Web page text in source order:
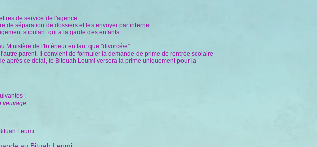
de service de l'agence.
de séparation de dossiers et les envoyer par internet
stipulant qui a la garde des enfants.
Ministère de l'Intérieur en tant que "divorcé/e".
parent. Il convient de formuler la demande de prime de rentrée scolaire
après ce délai, le Bitouah Leumi versera la prime uniquement pour la
:
veuvage.
Leumi.